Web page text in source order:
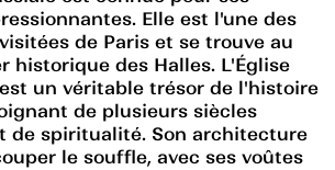
Elle est l'une des
de Paris et se trouve au
des Halles. L'Église
un véritable trésor de l'histoire
de plusieurs siècles
de spiritualité. Son architecture
le souffle, avec ses voûtes